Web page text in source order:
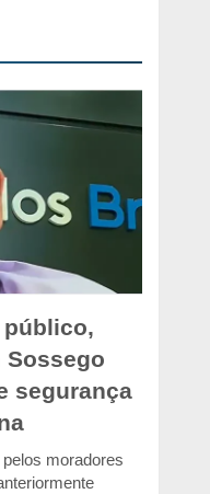
Sossego
segurança
moradores